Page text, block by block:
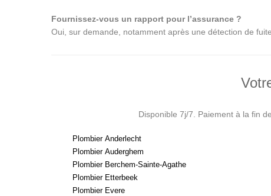
Fournissez-vous un rapport pour l’assurance ?
Oui, sur demande, notamment après une détection de
Disponible 7j/7. Paiement à la fin
Plombier Anderlecht
Plombier Auderghem
Plombier Berchem-Sainte-Agathe
Plombier Etterbeek
Plombier Evere